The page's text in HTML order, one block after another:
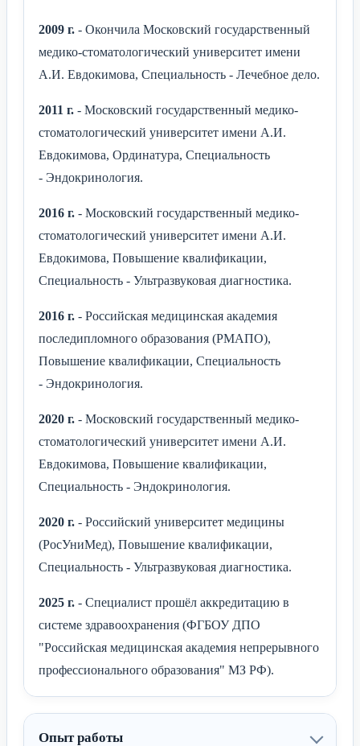
2009 г. - Окончила Московский государственный
медико-стоматологический университет имени
А.И. Евдокимова, Специальность - Лечебное дело.
2011 г. - Московский государственный медико-
стоматологический университет имени А.И.
Евдокимова, Ординатура, Специальность
- Эндокринология.
2016 г. - Московский государственный медико-
стоматологический университет имени А.И.
Евдокимова, Повышение квалификации,
Специальность - Ультразвуковая диагностика.
2016 г. - Российская медицинская академия
последипломного образования (РМАПО),
Повышение квалификации, Специальность
- Эндокринология.
2020 г. - Московский государственный медико-
стоматологический университет имени А.И.
Евдокимова, Повышение квалификации,
Специальность - Эндокринология.
2020 г. - Российский университет медицины
(РосУниМед), Повышение квалификации,
Специальность - Ультразвуковая диагностика.
2025 г. - Специалист прошёл аккредитацию в
системе здравоохранения (ФГБОУ ДПО
"Российская медицинская академия непрерывного
профессионального образования" МЗ РФ).
Опыт работы